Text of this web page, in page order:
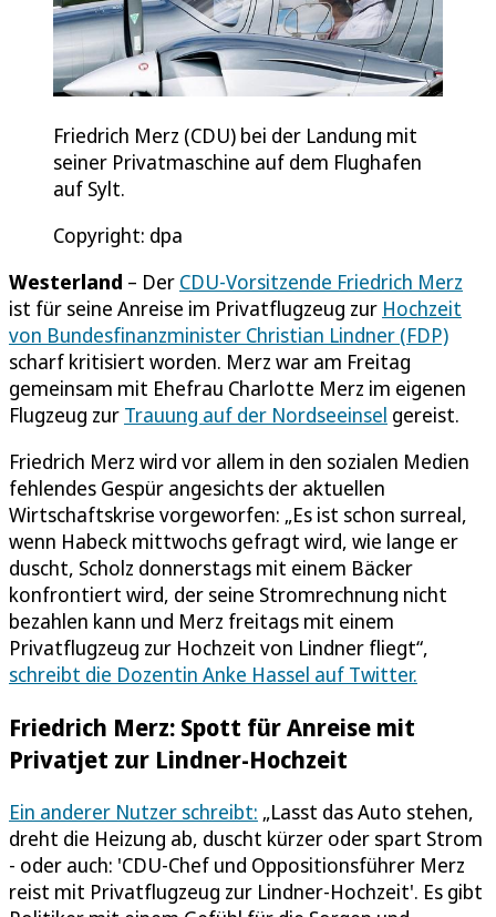
Friedrich Merz (CDU) bei der Landung mit
seiner Privatmaschine auf dem Flughafen
auf Sylt.
Copyright: dpa
Westerland – Der CDU-Vorsitzende Friedrich Merz
ist für seine Anreise im Privatflugzeug zur Hochzeit
von Bundesfinanzminister Christian Lindner (FDP)
scharf kritisiert worden. Merz war am Freitag
gemeinsam mit Ehefrau Charlotte Merz im eigenen
Flugzeug zur Trauung auf der Nordseeinsel gereist.
Friedrich Merz wird vor allem in den sozialen Medien
fehlendes Gespür angesichts der aktuellen
Wirtschaftskrise vorgeworfen: „Es ist schon surreal,
wenn Habeck mittwochs gefragt wird, wie lange er
duscht, Scholz donnerstags mit einem Bäcker
konfrontiert wird, der seine Stromrechnung nicht
bezahlen kann und Merz freitags mit einem
Privatflugzeug zur Hochzeit von Lindner fliegt“,
schreibt die Dozentin Anke Hassel auf Twitter.
Friedrich Merz: Spott für Anreise mit
Privatjet zur Lindner-Hochzeit
Ein anderer Nutzer schreibt: „Lasst das Auto stehen,
dreht die Heizung ab, duscht kürzer oder spart Strom
- oder auch: 'CDU-Chef und Oppositionsführer Merz
reist mit Privatflugzeug zur Lindner-Hochzeit'. Es gibt